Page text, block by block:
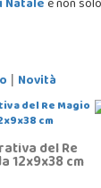
| Novità
del Re
12x9x38 cm